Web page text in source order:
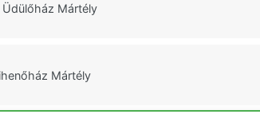
Üdülőház Mártély
Mártély